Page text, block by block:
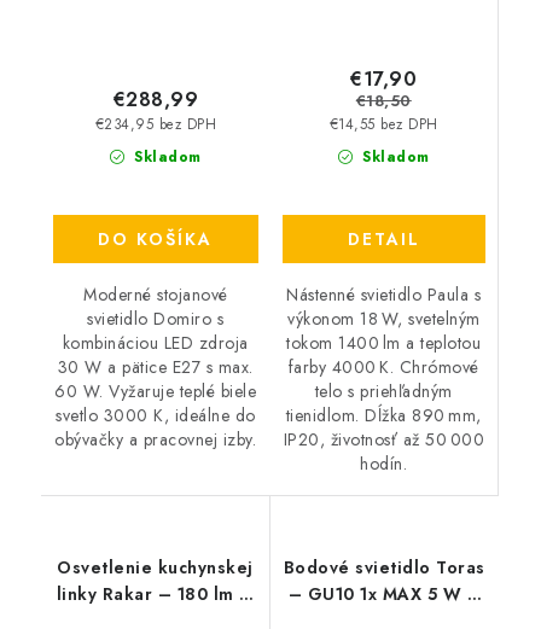
Skladom
€234,95 bez DPH
€288,99
DO KOŠÍKA
Moderné stojanové
svietidlo Domiro s
kombináciou LED zdroja
30 W a pätice E27 s max.
60 W. Vyžaruje teplé biele
svetlo 3000 K, ideálne do
obývačky a pracovnej izby.
Skladom
€14,55 bez DPH
€17,90
€18,50
DETAIL
Nástenné svietidlo Paula s
výkonom 18 W, svetelným
tokom 1400 lm a teplotou
farby 4000 K. Chrómové
telo s priehľadným
tienidlom. Dĺžka 890 mm,
IP20, životnosť až 50 000
hodín.
Osvetlenie kuchynskej
linky Rakar – 180 lm –
Bodové svietidlo Toras
– GU10 1x MAX 5 W –